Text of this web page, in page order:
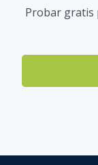
Probar gratis